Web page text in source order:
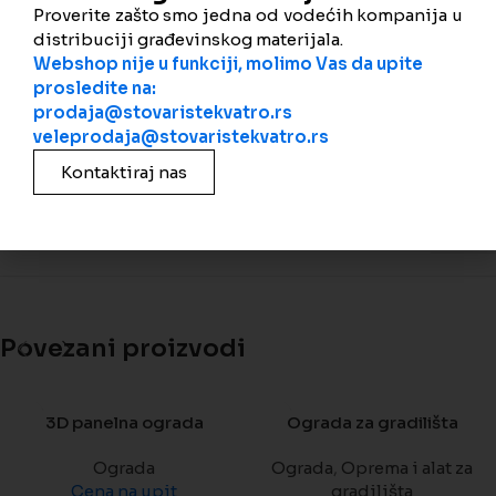
Podeli
Dodatne informacije
VIISINA
Povezani proizvodi
3D panelna ograda
Ograda
Cena na upit
Ograda za gradilišta
Ograda Oprema i alat za
gradilišta
Proverite zašto smo jedna od vodećih kompanija u
distribuciji građevinskog materijala.
Webshop nije u funkciji, molimo Vas da upite
prosledite na:
prodaja@stovaristekvatro.rs
veleprodaja@stovaristekvatro.rs
Kontaktiraj nas